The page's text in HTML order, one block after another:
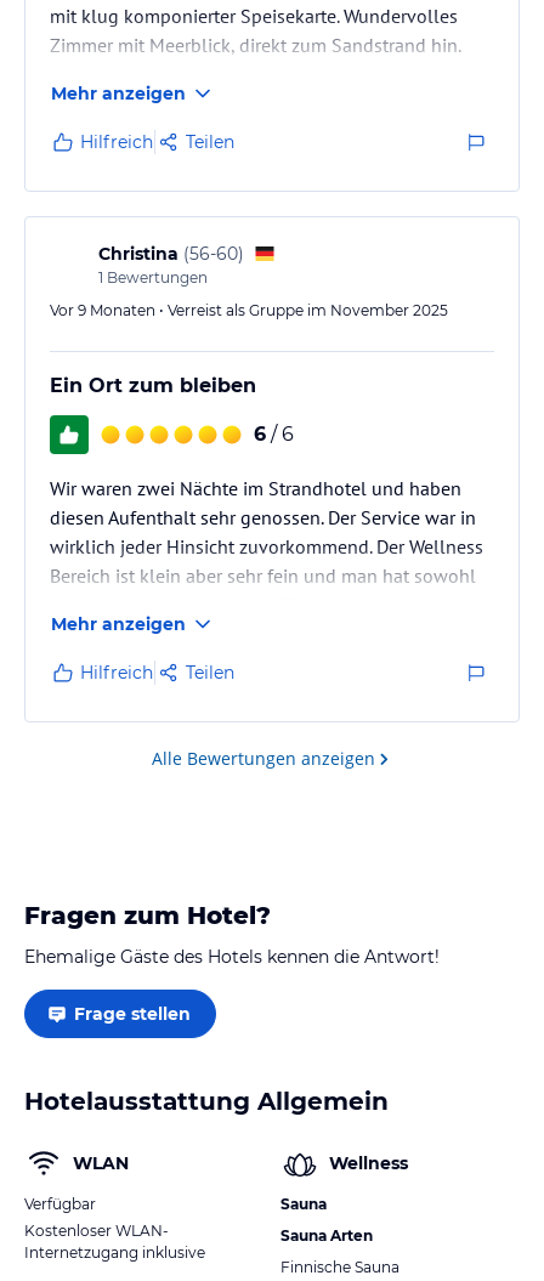
mit klug komponierter Speisekarte. Wundervolles
Zimmer mit Meerblick, direkt zum Sandstrand hin.
dem Balkon im Liegestuhl genießen zu können.
Angenehmer Wellnessbereich mit kleiner feiner
Sauna. Jederzeit gerne wieder.
Mehr anzeigen
Hilfreich Teilen
Christina (56-60)
1 Bewertungen
Vor 9 Monaten • Verreist als Gruppe im November 2025
Ein Ort zum bleiben
6 / 6
Wir waren zwei Nächte im Strandhotel und haben
diesen Aufenthalt sehr genossen. Der Service war in
wirklich jeder Hinsicht zuvorkommend. Der Wellness
Bereich ist klein aber sehr fein und man hat sowohl
tollen Blick auf die Ostsee. Ebenso haben wir eine
Massage genossen,die in einem sehr angenehmen
Raum stattfindet,die auch Fenster zur Ostsee hat.
Mehr anzeigen
Hilfreich Teilen
Alle Bewertungen anzeigen
Fragen zum Hotel?
Ehemalige Gäste des Hotels kennen die Antwort!
Frage stellen
Hotelausstattung Allgemein
WLAN
Verfügbar
Kostenloser WLAN-
Internetzugang inklusive
Wellness
Sauna
Sauna Arten
Finnische Sauna